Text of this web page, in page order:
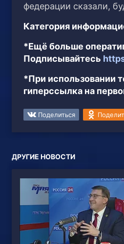
федерации сказали,
Категория
*Ещё больше
Подписывайтесь
*При использовании
гиперссылка на
Поделиться
ДРУГИЕ НОВОСТИ